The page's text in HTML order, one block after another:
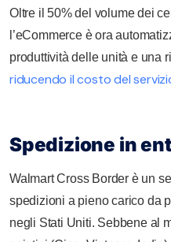
Oltre il 50% del volume dei
l’eCommerce è ora
produttività delle unità e una
riducendo il costo del
Spedizione in
Walmart Cross Border è un
spedizioni a pieno carico da
negli Stati Uniti. Sebbene al